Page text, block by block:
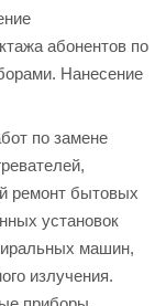
абонентов по
Нанесение
по замене
ремонт бытовых
установок
машин,
излучения.